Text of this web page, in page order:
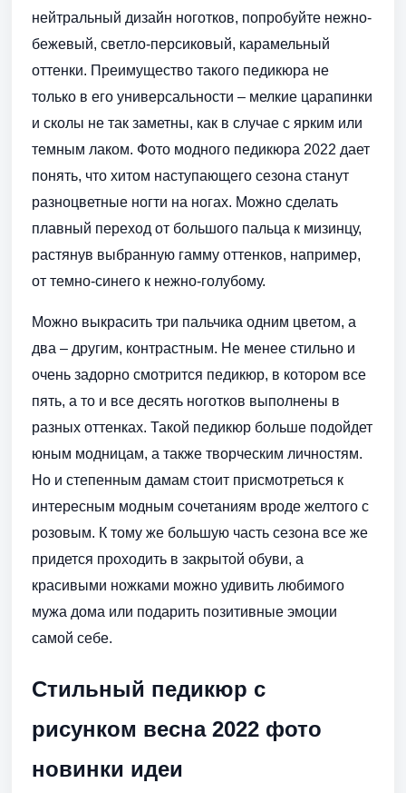
нейтральный дизайн ноготков, попробуйте нежно-
бежевый, светло-персиковый, карамельный
оттенки. Преимущество такого педикюра не
только в его универсальности – мелкие царапинки
и сколы не так заметны, как в случае с ярким или
темным лаком. Фото модного педикюра 2022 дает
понять, что хитом наступающего сезона станут
разноцветные ногти на ногах. Можно сделать
плавный переход от большого пальца к мизинцу,
растянув выбранную гамму оттенков, например,
от темно-синего к нежно-голубому.
Можно выкрасить три пальчика одним цветом, а
два – другим, контрастным. Не менее стильно и
очень задорно смотрится педикюр, в котором все
пять, а то и все десять ноготков выполнены в
разных оттенках. Такой педикюр больше подойдет
юным модницам, а также творческим личностям.
Но и степенным дамам стоит присмотреться к
интересным модным сочетаниям вроде желтого с
розовым. К тому же большую часть сезона все же
придется проходить в закрытой обуви, а
красивыми ножками можно удивить любимого
мужа дома или подарить позитивные эмоции
самой себе.
Стильный педикюр с
рисунком весна 2022 фото
новинки идеи